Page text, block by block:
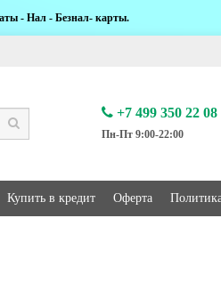
- Нал - Безнал- карты.
+7 499 350 22 08
Пн-Пт 9:00-22:00
Купить в кредит Оферта